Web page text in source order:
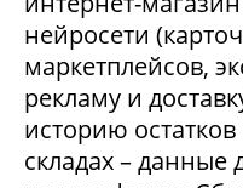
нейросети
маркетплейсов,
рекламу и
историю
складах – данные